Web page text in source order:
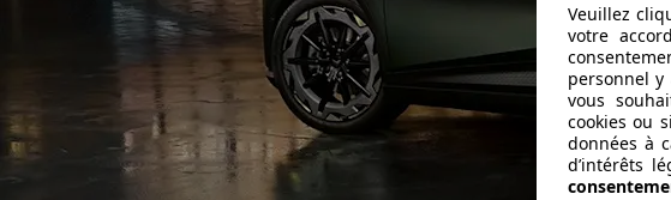
Veuillez
votre
personnel
vous
cookies ou
données à
d’intérêts